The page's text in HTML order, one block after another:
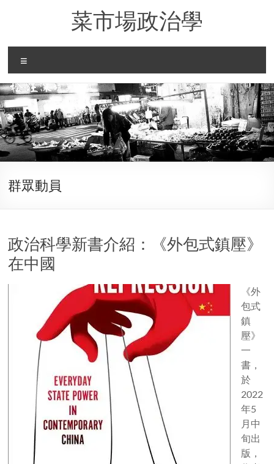
菜市場政治學
群眾動員
政治科學新書介紹：《外包式鎮壓》
在中國
《外
包式
鎮
壓》
一
書，
於
2022
年5
月中
旬出
版，